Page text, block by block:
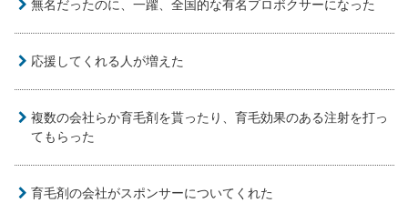
無名だったのに、一躍、全国的な有名プロボクサーになった
応援してくれる人が増えた
複数の会社らか育毛剤を貰ったり、育毛効果のある注射を打っ
てもらった
育毛剤の会社がスポンサーについてくれた